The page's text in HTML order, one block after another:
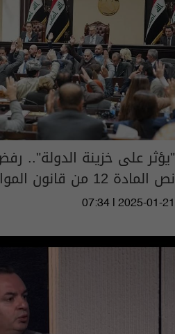
"يؤثر على خزينة الدولة"..
نص المادة 12 من قانون الموازنة
07:34 | 2025-01-21